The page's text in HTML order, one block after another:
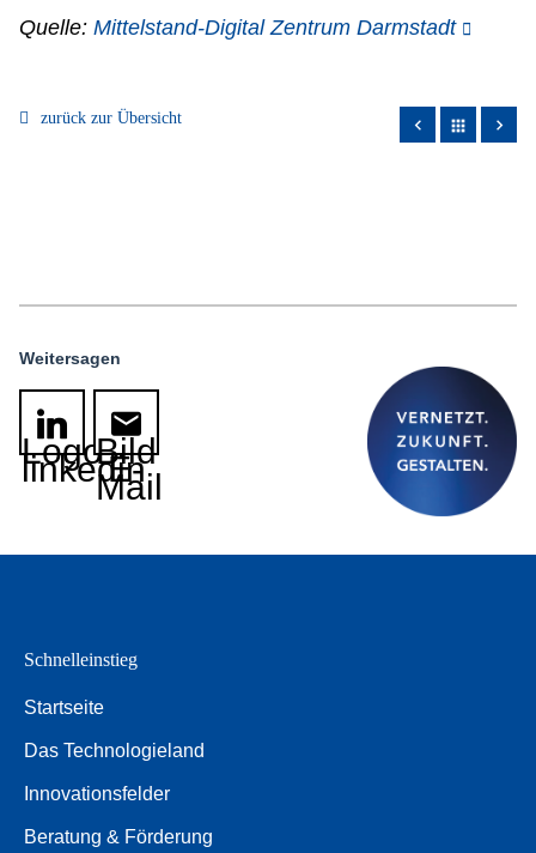
Quelle: Mittelstand-Digital Zentrum Darmstadt
zurück zur Übersicht apps
Weitersagen
Logo
linkedin
Bild
E-
Mail
Schnelleinstieg
Startseite
Das Technologieland
Innovationsfelder
Beratung & Förderung